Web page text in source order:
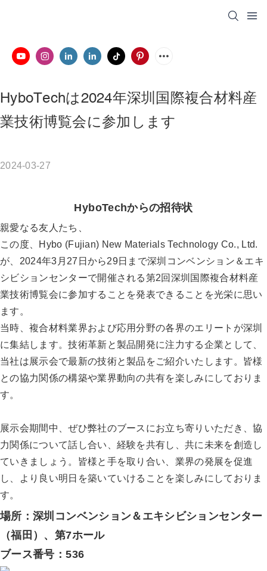
HyboTechは2024年深圳国際複合材料産
業技術博覧会に参加します
2024-03-27
HyboTechからの招待状
親愛なる友人たち、
この度、Hybo (Fujian) New Materials Technology Co., Ltd.
が、2024年3月27日から29日まで深圳コンベンション＆エキ
シビションセンターで開催される第2回深圳国際複合材料産
業技術博覧会に参加することを発表できることを光栄に思い
ます。
当時、複合材料業界および応用分野の各界のエリートが深圳
に集結します。技術革新と製品開発に注力する企業として、
当社は展示会で最新の技術と製品をご紹介いたします。皆様
との協力関係の構築や業界動向の共有を楽しみにしておりま
す。
展示会期間中、ぜひ弊社のブースにお立ち寄りいただき、協
力関係について話し合い、経験を共有し、共に未来を創造し
ていきましょう。皆様と手を取り合い、業界の発展を促進
し、より良い明日を築いていけることを楽しみにしておりま
す。
場所：深圳コンベンション＆エキシビションセンター
（福田）、第7ホール
ブース番号：536